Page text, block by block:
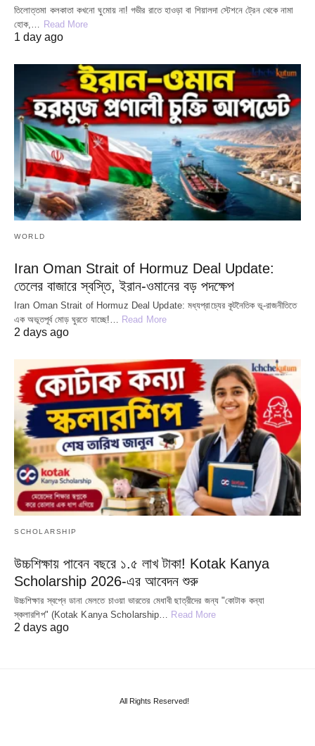
তিলোত্তমা কলকাতা কখনো ঘুমোয় না! গভীর রাতে হাওড়া বা শিয়ালদা স্টেশনে ট্রেন থেকে নামা
হোক,… Read More
1 day ago
WORLD
Iran Oman Strait of Hormuz Deal Update:
তেলের বাজারে স্বস্তি, ইরান-ওমানের বড় পদক্ষেপ
Iran Oman Strait of Hormuz Deal Update: মধ্যপ্রাচ্যের কূটনৈতিক ভূ-রাজনীতিতে
এক অভূতপূর্ব মোড় ঘুরতে যাচ্ছে!…
Read More
2 days ago
SCHOLARSHIP
উচ্চশিক্ষায় পাবেন বছরে ১.৫ লাখ টাকা! Kotak Kanya
Scholarship 2026-এর আবেদন শুরু
উচ্চশিক্ষার স্বপ্নে ডানা মেলতে চাওয়া ভারতের মেধাবী ছাত্রীদের জন্য "কোটাক কন্যা
স্কলারশিপ" (Kotak Kanya Scholarship… Read More
2 days ago
All Rights Reserved!